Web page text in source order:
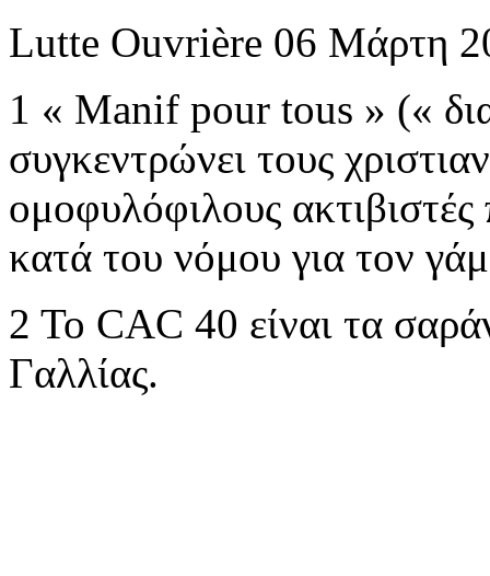
Lutte Ouvrière 06 Μάρτη
1 « Manif pour tous » («
συγκεντρώνει τους
ομοφυλόφιλους
κατά του νόμου για τον
2 Το CAC 40 είναι τα
Γαλλίας.